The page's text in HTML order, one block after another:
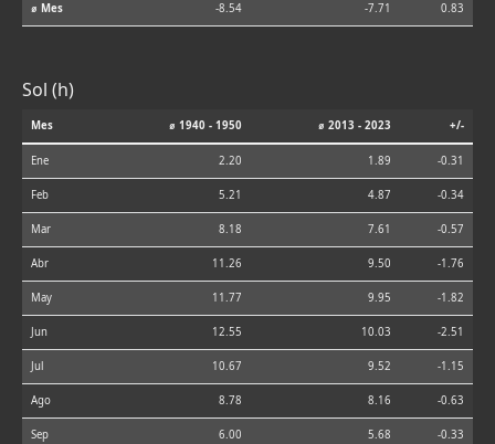
⌀ Mes -8.54 -7.71 0.83
Sol (h)
Mes ⌀ 1940 - 1950 ⌀ 2013 - 2023 +/-
Ene 2.20 1.89 -0.31
Feb 5.21 4.87 -0.34
Mar 8.18 7.61 -0.57
Abr 11.26 9.50 -1.76
May 11.77 9.95 -1.82
Jun 12.55 10.03 -2.51
Jul 10.67 9.52 -1.15
Ago 8.78 8.16 -0.63
Sep 6.00 5.68 -0.33